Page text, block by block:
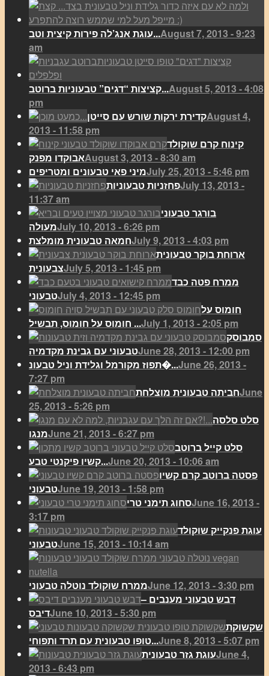
עוגת אנג’לה פירות קיצית וטב...August 7, 2013 - 9:23
am
קציצות “דגים” טבעוניות ברוטב...August 5, 2013 - 4:08
pm
קדירת ירקות שורש עם סייטןAugust 4,
2013 - 11:58 pm
קינוח קרם שוקולד
אבוקדו מפנקAugust 3, 2013 - 8:30 am
מיני פאי טבעונים ומטריפיםJuly 25, 2013 - 5:46 pm
פחזניות טבעוניותJuly 13, 2013 -
11:37 am
בורגר טבעוני
מעולהJuly 10, 2013 - 6:26 pm
חמאה טבעונית מומלצתJuly 9, 2013 - 4:03 pm
ארוחת בוקר טבעונית
צבעוניתJuly 5, 2013 - 1:45 pm
ממרח פטה כבד
טבעוניJuly 4, 2013 - 12:45 pm
חומוס על
חומוס על חומוס, תבשיל ...July 1, 2013 - 2:05 pm
סמבוסק
טבעוני עם גבינת מקדמיהJune 28, 2013 - 12:00 pm
תפוז מקורמל וגלידת וניל טבעונ�...June 26, 2013 -
7:27 pm
חביתה טבעונית מוצלחתJune
25, 2013 - 5:26 pm
סלט סלסה
מנגוJune 21, 2013 - 6:27 pm
סלט קייל ברוטב
קשיו פיקנטי טבע...June 20, 2013 - 10:06 am
פסטה ברוטב קרם קשיו
טבעוניJune 19, 2013 - 1:58 pm
סחוג תימני טריJune 16, 2013 -
3:17 pm
עוגת פנקייק שוקולד
טבעוניJune 15, 2013 - 10:14 am
ממרח שוקולד נוטלה טבעוניJune 12, 2013 - 3:30 pm
דבש טבעוני מענבים –
דיבסJune 10, 2013 - 5:30 pm
שקשוקת
טופו טבעונית עם תרד ותפוחי...June 8, 2013 - 5:07 pm
עוגת גזר טבעוניתJune 4,
2013 - 6:43 pm